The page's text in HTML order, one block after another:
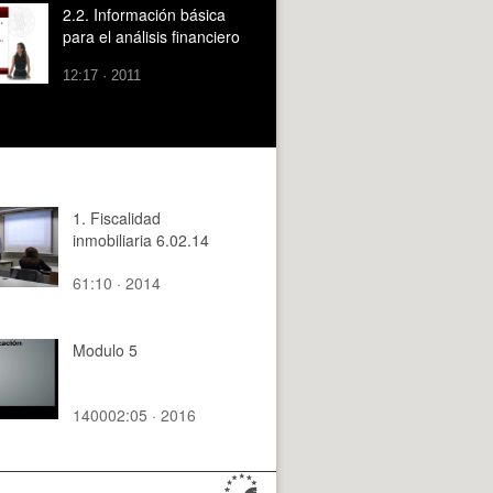
2.2. Información básica
para el análisis financiero
12:17 · 2011
1. Fiscalidad
inmobiliaria 6.02.14
61:10 · 2014
Modulo 5
140002:05 · 2016